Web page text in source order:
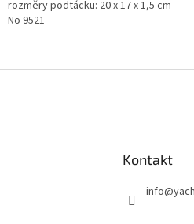
rozměry podtácku: 20 x 17 x 1,5 cm
No 9521
Kontakt
info@